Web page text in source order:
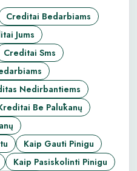
Creditai Bedarbiams
Jums
Creditai Sms
Nedirbantiems
Be Palūkanų
Kaip Gauti Pinigu
Kaip Pasiskolinti Pinigu